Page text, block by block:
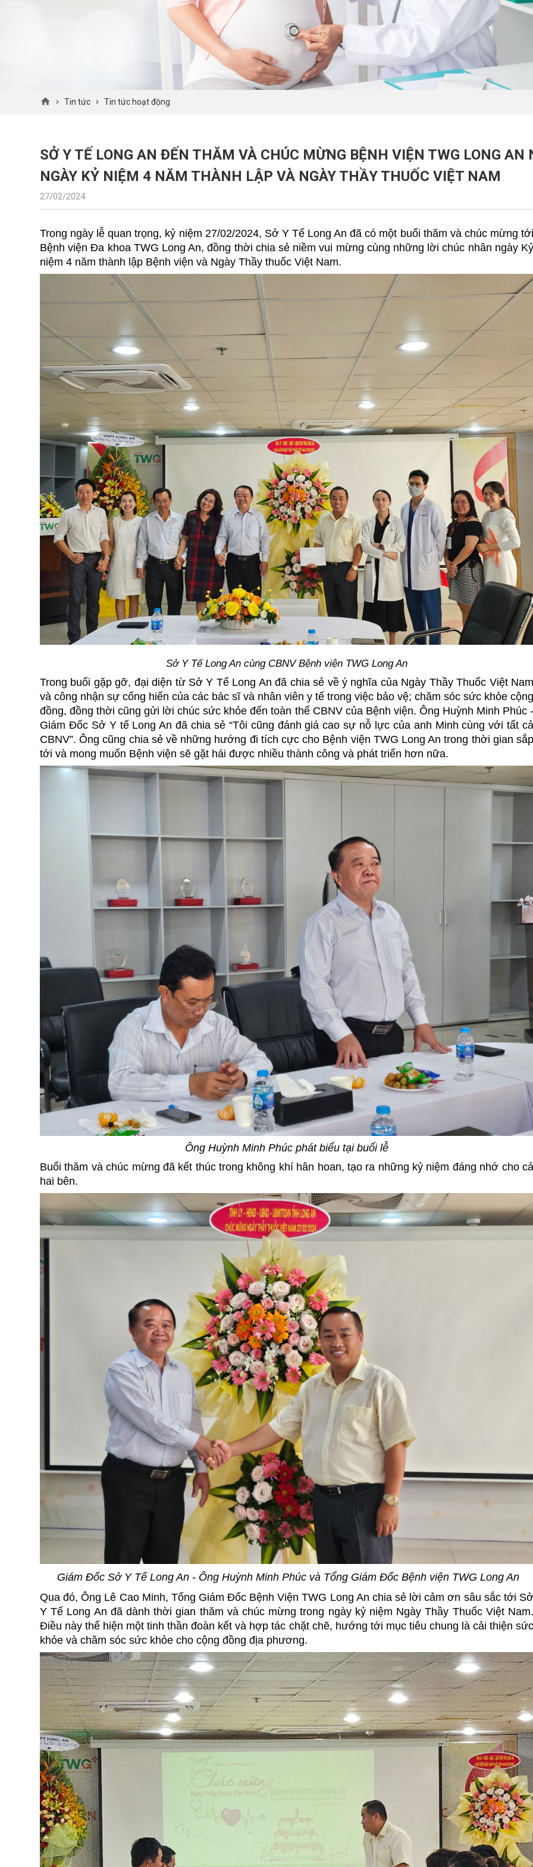
Tin tức Tin tức hoạt động
SỞ Y TẾ LONG AN ĐẾN THĂM VÀ CHÚC MỪNG BỆNH VIỆN TWG LONG AN
NGÀY KỶ NIỆM 4 NĂM THÀNH LẬP VÀ NGÀY THẦY THUỐC VIỆT NAM
27/02/2024
Trong ngày lễ quan trọng, kỷ niệm 27/02/2024, Sở Y Tế Long An đã có một buổi thăm và chúc mừng tới
Bệnh viện Đa khoa TWG Long An, đồng thời chia sẻ niềm vui mừng cùng những lời chúc nhân ngày Kỷ
niệm 4 năm thành lập Bệnh viện và Ngày Thầy thuốc Việt Nam.
Sở Y Tế Long An cùng CBNV Bệnh viện TWG Long An
Trong buổi gặp gỡ, đại diện từ Sở Y Tế Long An đã chia sẻ về ý nghĩa của Ngày Thầy Thuốc Việt Nam
và công nhận sự cống hiến của các bác sĩ và nhân viên y tế trong việc bảo vệ; chăm sóc sức khỏe cộng
đồng, đồng thời cũng gửi lời chúc sức khỏe đến toàn thể CBNV của Bệnh viện. Ông Huỳnh Minh Phúc -
Giám Đốc Sở Y tế Long An đã chia sẻ “Tôi cũng đánh giá cao sự nỗ lực của anh Minh cùng với tất cả
CBNV”. Ông cũng chia sẻ về những hướng đi tích cực cho Bệnh viện TWG Long An trong thời gian sắp
tới và mong muốn Bệnh viện sẽ gặt hái được nhiều thành công và phát triển hơn nữa.
Ông Huỳnh Minh Phúc phát biểu tại buổi lễ
Buổi thăm và chúc mừng đã kết thúc trong không khí hân hoan, tạo ra những kỷ niệm đáng nhớ cho cả
hai bên.
Giám Đốc Sở Y Tế Long An - Ông Huỳnh Minh Phúc và Tổng Giám Đốc Bệnh viện TWG Long An
Qua đó, Ông Lê Cao Minh, Tổng Giám Đốc Bệnh Viện TWG Long An chia sẻ lời cảm ơn sâu sắc tới Sở
Y Tế Long An đã dành thời gian thăm và chúc mừng trong ngày kỷ niệm Ngày Thầy Thuốc Việt Nam.
Điều này thể hiện một tinh thần đoàn kết và hợp tác chặt chẽ, hướng tới mục tiêu chung là cải thiện sức
khỏe và chăm sóc sức khỏe cho cộng đồng địa phương.